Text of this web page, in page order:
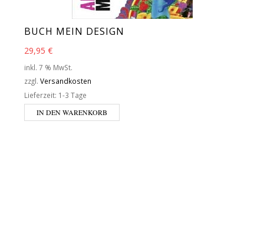
BUCH MEIN DESIGN
29,95 €
inkl. 7 % MwSt.
zzgl. Versandkosten
Lieferzeit: 1-3 Tage
IN DEN WARENKORB